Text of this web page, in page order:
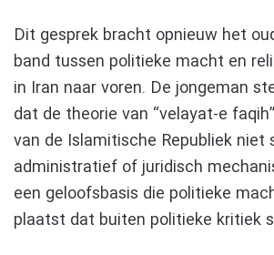
Dit gesprek bracht opnieuw het
band tussen politieke macht en
in Iran naar voren. De jongeman
dat de theorie van “velayat-e
van de Islamitische Republiek niet
administratief of juridisch
een geloofsbasis die politieke
plaatst dat buiten politieke kritiek